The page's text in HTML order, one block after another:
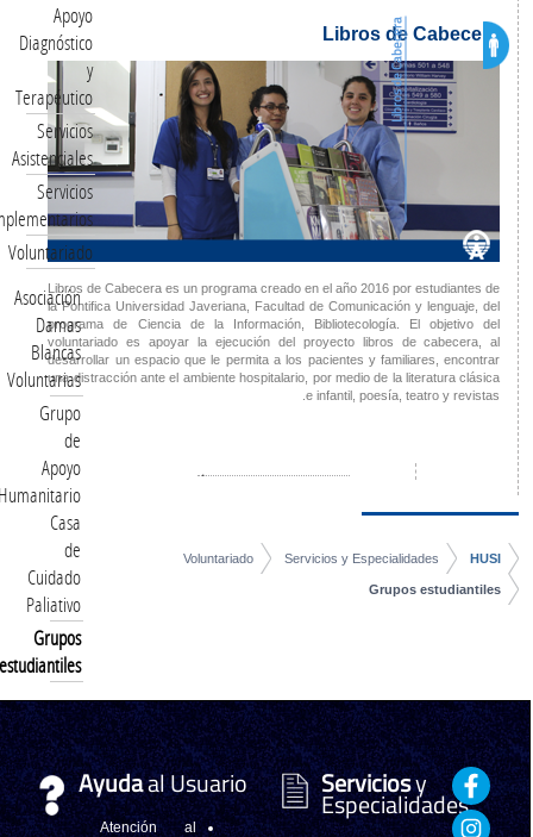
Libros de Cabecera
Libros de Cabecera
Libros de Cabecera es un programa creado en el año 2016 por estudiantes de
la Pontifica Universidad Javeriana, Facultad de Comunicación y lenguaje, del
programa de Ciencia de la Información, Bibliotecología. El objetivo del
voluntariado es apoyar la ejecución del proyecto libros de cabecera, al
desarrollar un espacio que le permita a los pacientes y familiares, encontrar
una distracción ante el ambiente hospitalario, por medio de la literatura clásica
e infantil, poesía, teatro y revistas.
HUSI
Servicios y Especialidades
Voluntariado
Grupos estudiantiles
Apoyo
Diagnóstico
y
Terapéutico
Servicios
Asistenciales
Servicios
Complementarios
Voluntariado
Asociación
Damas
Blancas
Voluntarias
Grupo
Apoyo
Humanitario
Casa
Cuidado
Paliativo
Grupos
estudiantiles
Serviciosy
Especialidades
Ayudaal Usuario
Atención al